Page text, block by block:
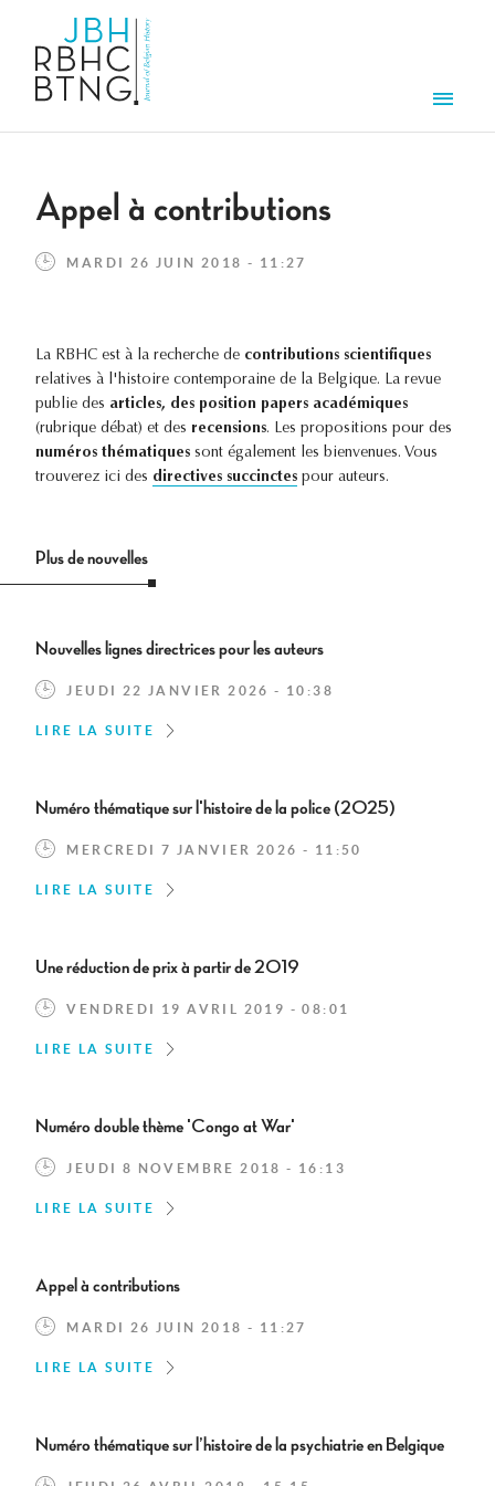
Appel à contributions
MARDI 26 JUIN 2018 - 11:27
La RBHC est à la recherche de contributions scientifiques
relatives à l'histoire contemporaine de la Belgique. La revue
publie des articles, des position papers académiques
(rubrique débat) et des recensions. Les propositions pour des
numéros thématiques sont également les bienvenues. Vous
trouverez ici des directives succinctes pour auteurs.
Plus de nouvelles
Nouvelles lignes directrices pour les auteurs
JEUDI 22 JANVIER 2026 - 10:38
LIRE LA SUITE
Numéro thématique sur l'histoire de la police (2025)
MERCREDI 7 JANVIER 2026 - 11:50
LIRE LA SUITE
Une réduction de prix à partir de 2019
VENDREDI 19 AVRIL 2019 - 08:01
LIRE LA SUITE
Numéro double thème 'Congo at War'
JEUDI 8 NOVEMBRE 2018 - 16:13
LIRE LA SUITE
Appel à contributions
MARDI 26 JUIN 2018 - 11:27
LIRE LA SUITE
Numéro thématique sur l’histoire de la psychiatrie en Belgique